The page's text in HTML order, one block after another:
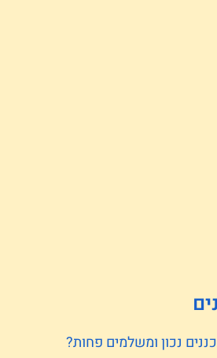
נכון ומשלמים פחות?